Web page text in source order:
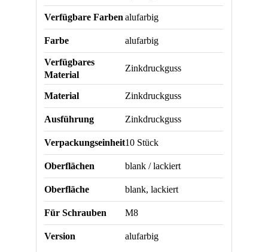
Verfügbare Farben alufarbig
Farbe alufarbig
Verfügbares
Material
Zinkdruckguss
Material Zinkdruckguss
Ausführung Zinkdruckguss
Verpackungseinheit10 Stück
Oberflächen blank / lackiert
Oberfläche blank, lackiert
Für Schrauben M8
Version alufarbig